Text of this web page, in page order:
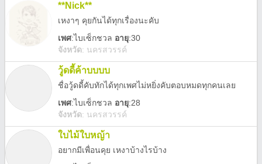
**Nick**
เหงาๆ คุยกันได้ทุกเรื่องนะคับ
เพศ:ไบเซ็กชวล อายุ:30
จังหวัด: นครสวรรค์
วู้ดดี้ค้าบบบบ
ชื่อวู้ดดี้คับทักได้ทุกเพศไม่หยิ่งคับตอบหมดทุกคนเลย
เพศ:ไบเซ็กชวล อายุ:28
จังหวัด: นครสวรรค์
ใบไม้ใบหญ้า
อยากมีเพื่อนคุย เหงาบ้างไรบ้าง